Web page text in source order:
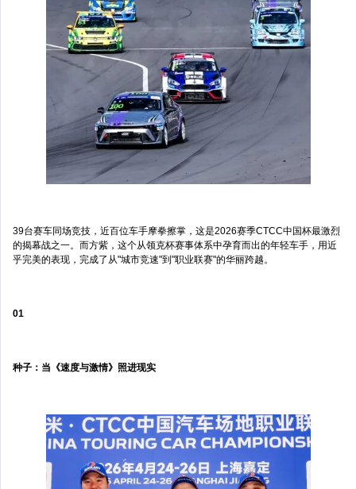
39台赛车同场竞技，近百位车手摩拳擦掌，这是2026赛季CTCC中国杯最激烈
的揭幕战之一。而方紫，这个从领克杯赛事体系中孕育而出的年轻车手，用近
乎完美的表现，完成了从"城市竞速"到"职业联赛"的华丽跨越。
01
种子：当《速度与激情》照进现实